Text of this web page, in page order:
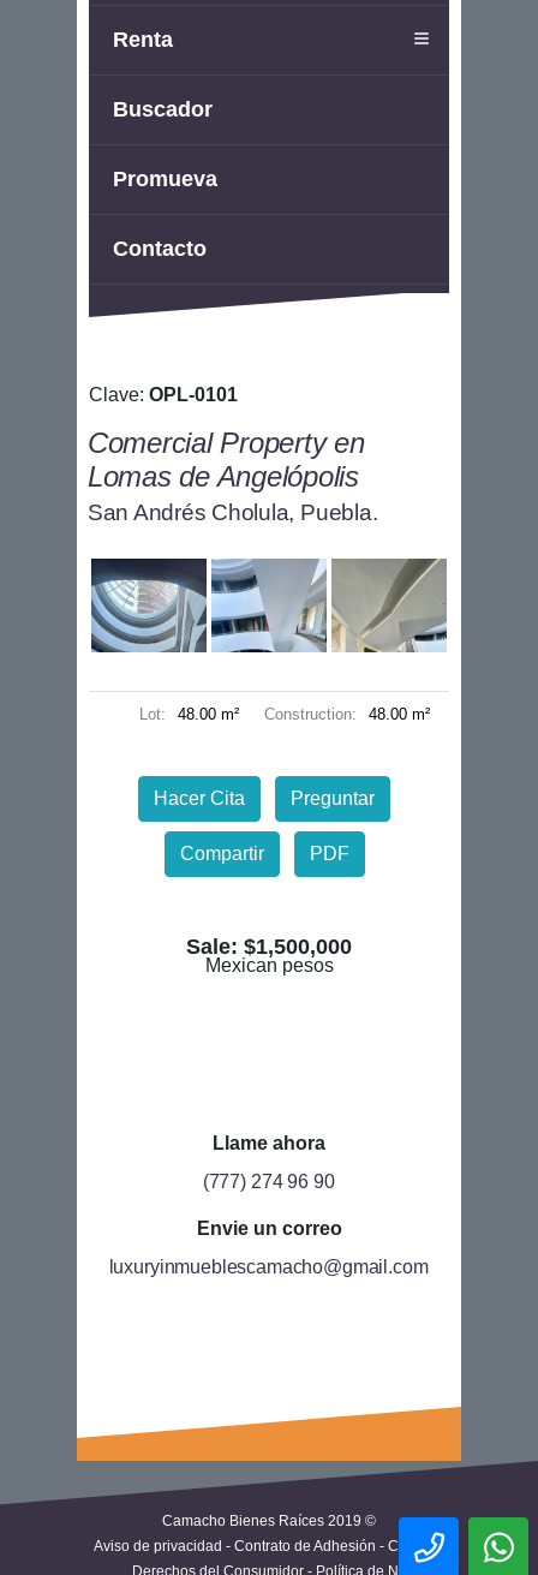
Renta
Buscador
Promueva
Contacto
Clave: OPL-0101
Comercial Property en
Lomas de Angelópolis
San Andrés Cholula, Puebla.
Lot: 48.00 m² Construction: 48.00 m²
Hacer Cita Preguntar
Compartir PDF
Sale: $1,500,000
Mexican pesos
Llame ahora
(777) 274 96 90
Envie un correo
luxuryinmueblescamacho@gmail.com
Camacho Bienes Raíces 2019 ©
Aviso de privacidad - Contrato de Adhesión - Carta de
Derechos del Consumidor- Política de No